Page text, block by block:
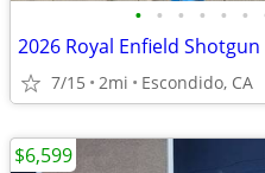
• • • • • •
7/15 2mi Escondido, CA
$6,599